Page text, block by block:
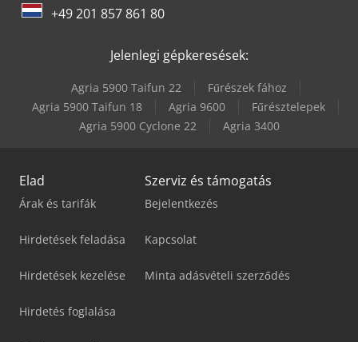
Volvo L 70+49 201 857 861 80
Jelenlegi gépkeresések:
Agria 5900 Taifun 22
Fűrészek fához
Agria 5900 Taifun 18
Agria 9600
Fűrésztelepek
Agria 5900 Cyclone 22
Agria 3400
Elad
Árak és tarifák
Hirdetések feladása
Hirdetések kezelése
Hirdetés foglalása
Szerviz és támogatás
Bejelentkezés
Kapcsolat
Minta adásvételi szerződés